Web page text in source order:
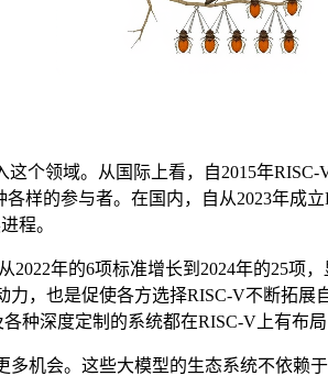
个领域。从国际上看，自2015年
样的参与者。在国内，自从2023年成
程。
年的6项标准增长到2024年的25项
，也是促使各方选择RISC-V不断拓
种深度定制的系统都在RISC-V上有布
多机会。这些大模型的生态系统不依